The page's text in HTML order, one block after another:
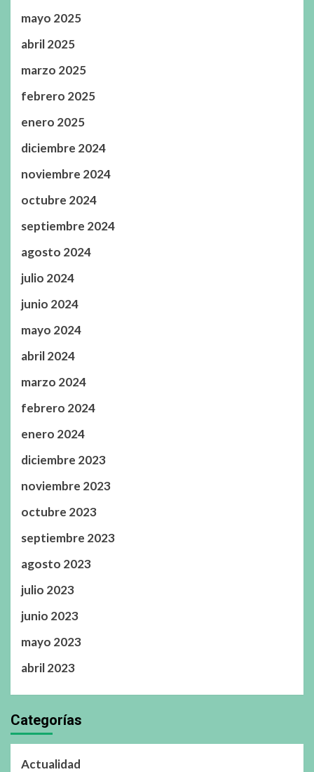
mayo 2025
abril 2025
marzo 2025
febrero 2025
enero 2025
diciembre 2024
noviembre 2024
octubre 2024
septiembre 2024
agosto 2024
julio 2024
junio 2024
mayo 2024
abril 2024
marzo 2024
febrero 2024
enero 2024
diciembre 2023
noviembre 2023
octubre 2023
septiembre 2023
agosto 2023
julio 2023
junio 2023
mayo 2023
abril 2023
Categorías
Actualidad